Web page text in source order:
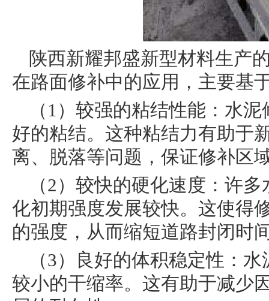
陕西新耀邦盛新型材料生产
在路面修补中的应用，主要基
（1）较强的粘结性能：水
好的粘结。这种粘结力有助于
离、脱落等问题，保证修补区
（2）较快的硬化速度：许
化初期强度发展较快。这使得
的强度，从而缩短道路封闭时
（3）良好的体积稳定性：
较小的干缩率。这有助于减少